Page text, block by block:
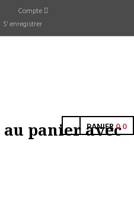
Compte
S' enregistrer
PANIER00
panier avec